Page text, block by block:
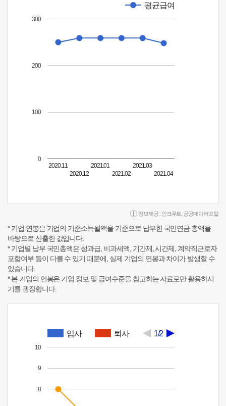
평균급여
2020.11
2020.12
2021.01
2021.02
2021.03
2021.04
0
100
200
300
정보제공 : 인크루트 공공데이터포털
* 기업 연봉은 기업의 기준소득월액을 기준으로 납부한 국민연금 총액을
바탕으로 산출한 값입니다.
* 기업별 납부 국민총액은 성과급, 비과세액, 기간제, 시간제, 계약직근로자
포함여부 등이 다를 수 있기 때문에, 실제 기업의 연봉과 차이가 발생할 수
있습니다.
* 본 기업의 연봉은 기업 정보 및 급여수준을 참고하는 자료로만 활용하시
기를 권장합니다.
입사 퇴사 1/2
8
9
10